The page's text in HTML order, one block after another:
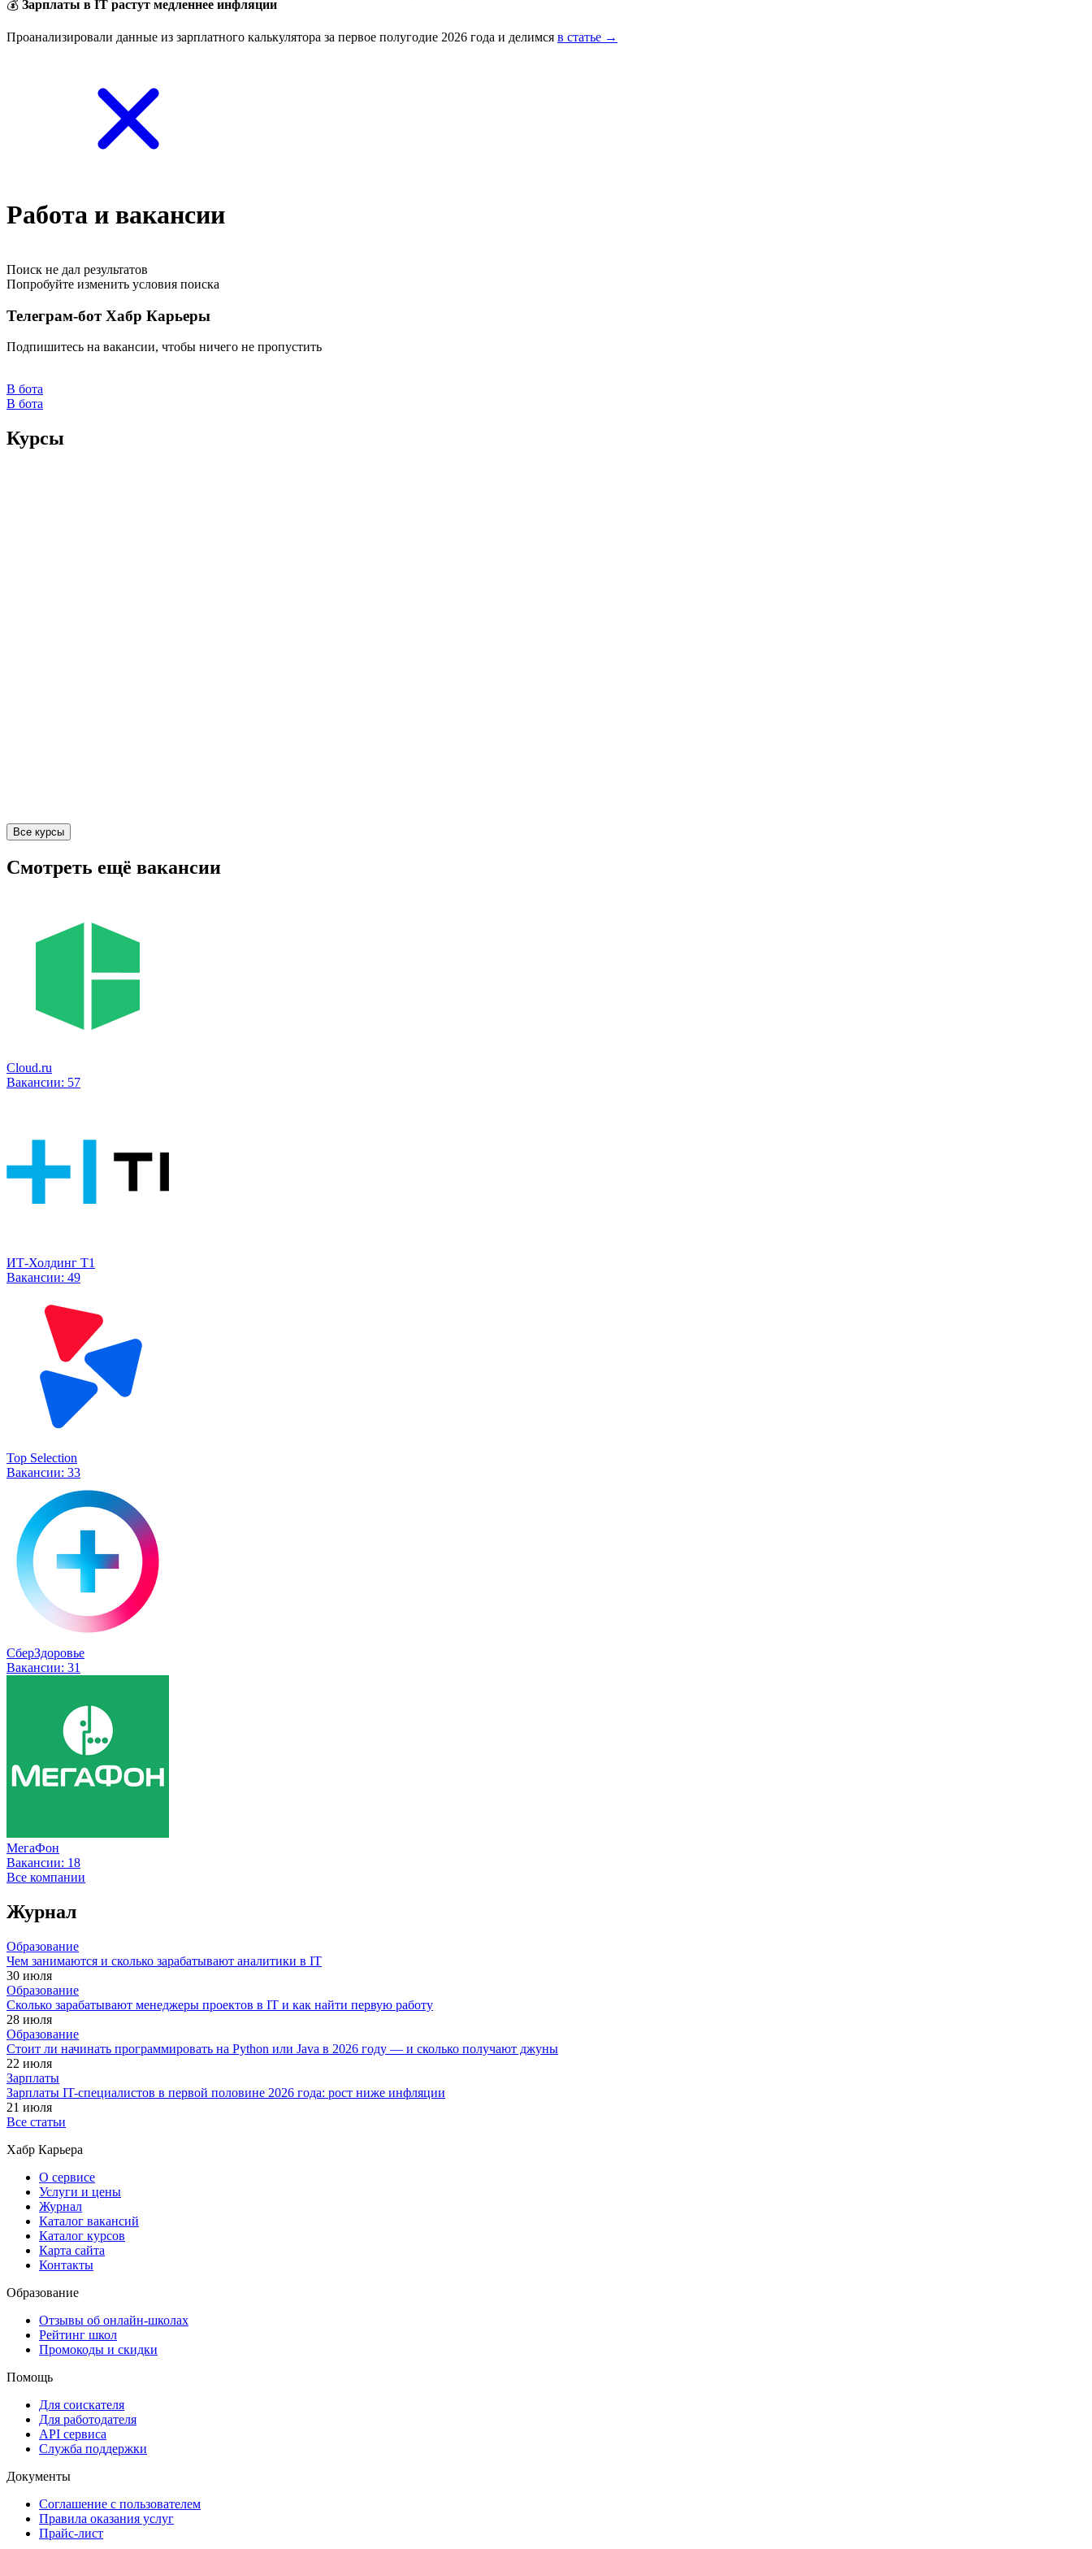
💰 Зарплаты в IT растут медленнее инфляции
Проанализировали данные из зарплатного калькулятора за первое полугодие 2026 года и делимся в статье →
Работа и вакансии
Поиск не дал результатов
Попробуйте изменить условия поиска
Телеграм-бот Хабр Карьеры
Подпишитесь на вакансии, чтобы ничего не пропустить
В бота
В бота
Курсы
Все курсы
Смотреть ещё вакансии
Cloud.ru
Вакансии: 57
ИТ-Холдинг Т1
Вакансии: 49
Top Selection
Вакансии: 33
СберЗдоровье
Вакансии: 31
МегаФон
Вакансии: 18
Все компании
Журнал
Образование
Чем занимаются и сколько зарабатывают аналитики в IT
30 июля
Образование
Сколько зарабатывают менеджеры проектов в IT и как найти первую работу
28 июля
Образование
Стоит ли начинать программировать на Python или Java в 2026 году — и сколько получают джуны
22 июля
Зарплаты
Зарплаты IT-специалистов в первой половине 2026 года: рост ниже инфляции
21 июля
Все статьи
Хабр Карьера
О сервисе
Услуги и цены
Журнал
Каталог вакансий
Каталог курсов
Карта сайта
Контакты
Образование
Отзывы об онлайн-школах
Рейтинг школ
Промокоды и скидки
Помощь
Для соискателя
Для работодателя
API сервиса
Служба поддержки
Документы
Соглашение с пользователем
Правила оказания услуг
Прайс-лист